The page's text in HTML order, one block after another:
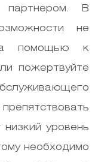
партнером. В
не
помощью к
пожертвуйте
уровень
необходимо